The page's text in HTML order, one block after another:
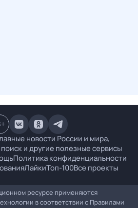
новости России и мира,
и другие полезные сервисы
Политика конфиденциальности
ЛайкиТоп-100Все проекты
+
ресурсе применяются
в соответствии с Правилами